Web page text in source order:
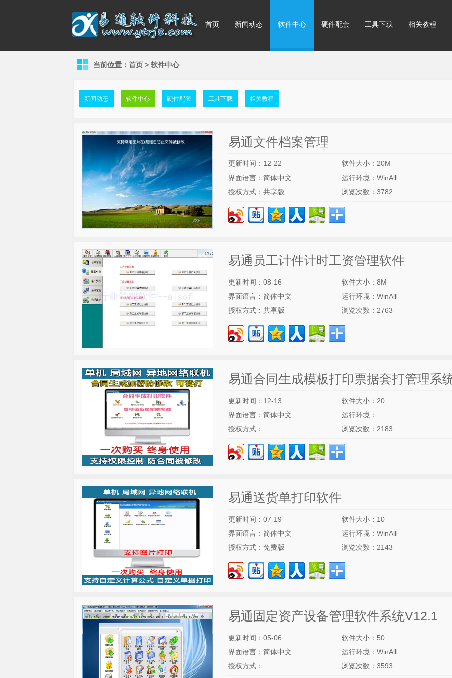
首页 新闻动态 软件中心 硬件配套 工具下载 相关教程
当前位置： 首页 > 软件中心
新闻动态 软件中心 硬件配套 工具下载 相关教程
易通文件档案管理
更新时间：12-22
软件大小：20M
界面语言：简体中文
运行环境：WinAll
授权方式：共享版
浏览次数：3782
易通员工计件计时工资管理软件
更新时间：08-16
软件大小：8M
界面语言：简体中文
运行环境：WinAll
授权方式：共享版
浏览次数：2763
易通合同生成模板打印票据套打管理系
更新时间：12-13
软件大小：20
界面语言：简体中文
运行环境：
授权方式：
浏览次数：2183
易通送货单打印软件
更新时间：07-19
软件大小：10
界面语言：简体中文
运行环境：WinAll
授权方式：免费版
浏览次数：2143
易通固定资产设备管理软件系统V12.1
更新时间：05-06
软件大小：50
界面语言：简体中文
运行环境：WinAll
授权方式：
浏览次数：3593